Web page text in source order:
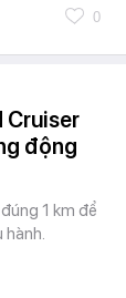
0
Cruiser
động
1 km để
hành.